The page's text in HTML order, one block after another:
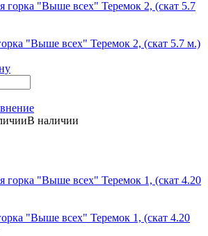
"Выше всех" Теремок 2, (скат 5.7 м.)
В наличии
"Выше всех" Теремок 1, (скат 4.20